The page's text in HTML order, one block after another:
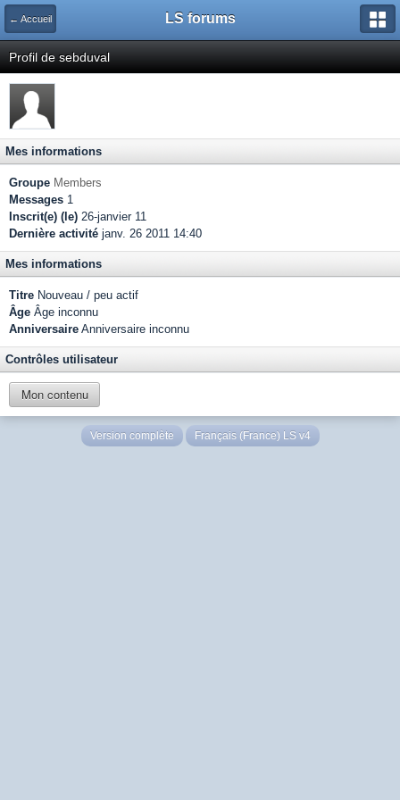
← Accueil LS forums
Profil de sebduval
Mes informations
Groupe Members
Messages 1
Inscrit(e) (le) 26-janvier 11
Dernière activité janv. 26 2011 14:40
Mes informations
Titre Nouveau / peu actif
Âge Âge inconnu
Anniversaire Anniversaire inconnu
Contrôles utilisateur
Mon contenu
Version complète Français (France) LS v4